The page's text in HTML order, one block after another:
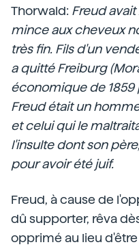
Thorwald: Freud
mince aux cheveux
très fin. Fils d'un
a quitté Freiburg
économique de 1859
Freud était un
et celui qui le
l'insulte dont son
pour avoir été juif.
Freud, à cause de
dû supporter, rêva
opprimé au lieu